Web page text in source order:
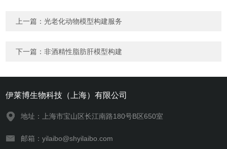
上一篇：光老化动物模型构建服务
下一篇：非酒精性脂肪肝模型构建
伊莱博生物科技（上海）有限公司
地址：上海市宝山区长江南路180号B区650室
邮箱：yilaibo@shyilaibo.com